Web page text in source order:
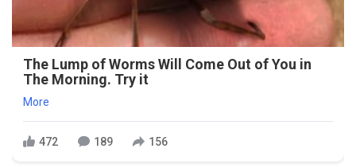
The Lump of Worms Will Come Out of You in
The Morning. Try it
More
472 189 156